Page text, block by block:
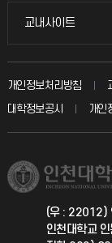
입학안내
취업정보(학생)
칭찬마당
학생서비스 지킴이
국방헬프콜
총동문회
교내사이트
교내사이트
교수회
교육혁신본부
국제지원과
공자아카데미
개인정보처리방침
대학정보공시
개인
(우 : 22012)
인천대학교